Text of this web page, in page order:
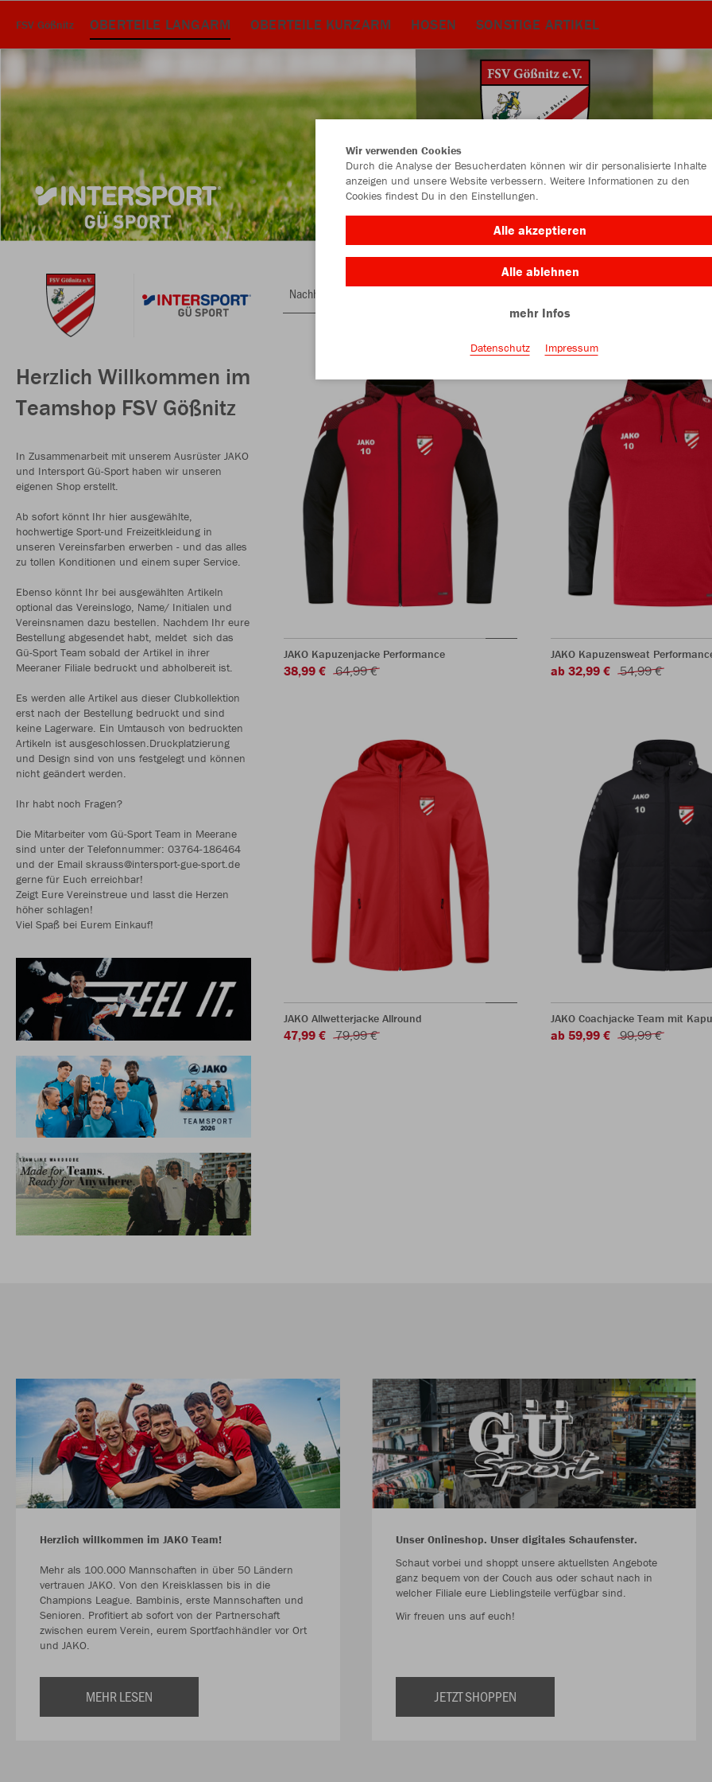
FSV Gößnitz OBERTEILE LANGARM OBERTEILE KURZARM HOSEN SONSTIGE ARTIKEL
Herzlich Willkommen im
Teamshop FSV Gößnitz
In Zusammenarbeit mit unserem Ausrüster JAKO
und Intersport Gü-Sport haben wir unseren
eigenen Shop erstellt.
Ab sofort könnt Ihr hier ausgewählte,
hochwertige Sport-und Freizeitkleidung in
unseren Vereinsfarben erwerben - und das alles
zu tollen Konditionen und einem super Service.
Ebenso könnt Ihr bei ausgewählten Artikeln
optional das Vereinslogo, Name/ Initialen und
Vereinsnamen dazu bestellen. Nachdem Ihr eure
Bestellung abgesendet habt, meldet sich das
Gü-Sport Team sobald der Artikel in ihrer
Meeraner Filiale bedruckt und abholbereit ist.
Es werden alle Artikel aus dieser Clubkollektion
erst nach der Bestellung bedruckt und sind
keine Lagerware. Ein Umtausch von bedruckten
Artikeln ist ausgeschlossen.Druckplatzierung
und Design sind von uns festgelegt und können
nicht geändert werden.
Ihr habt noch Fragen?
Die Mitarbeiter vom Gü-Sport Team in Meerane
sind unter der Telefonnummer: 03764-186464
und der Email skrauss@intersport-gue-sport.de
gerne für Euch erreichbar!
Zeigt Eure Vereinstreue und lasst die Herzen
höher schlagen!
Viel Spaß bei Eurem Einkauf!
Nachhaltig
JAKO Kapuzenjacke Performance
38,99 € 64,99 €
JAKO Kapuzensweat
ab 32,99 € 54,99 €
JAKO Allwetterjacke Allround
47,99 € 79,99 €
JAKO Coachjacke Team mit
ab 59,99 € 99,99 €
Herzlich willkommen im JAKO Team!
Mehr als 100.000 Mannschaften in über 50 Ländern
vertrauen JAKO. Von den Kreisklassen bis in die
Champions League. Bambinis, erste Mannschaften und
Senioren. Profitiert ab sofort von der Partnerschaft
zwischen eurem Verein, eurem Sportfachhändler vor Ort
und JAKO.
MEHR LESEN
Unser Onlineshop. Unser digitales Schaufenster.
Schaut vorbei und shoppt unsere aktuellsten Angebote
ganz bequem von der Couch aus oder schaut nach in
welcher Filiale eure Lieblingsteile verfügbar sind.
Wir freuen uns auf euch!
JETZT SHOPPEN
Wir verwenden Cookies
Durch die Analyse der Besucherdaten können wir dir personalisierte Inhalte
anzeigen und unsere Website verbessern. Weitere Informationen zu den
Cookies findest Du in den Einstellungen.
Alle akzeptieren
Alle ablehnen
mehr Infos
Datenschutz Impressum